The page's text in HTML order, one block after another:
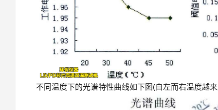
不同温度下的光谱特性曲线如下图(自左而右温度越